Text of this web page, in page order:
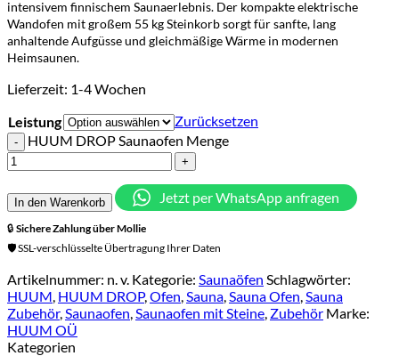
intensivem finnischem Saunaerlebnis. Der kompakte elektrische
Wandofen mit großem 55 kg Steinkorb sorgt für sanfte, lang
anhaltende Aufgüsse und gleichmäßige Wärme in modernen
Heimsaunen.
Lieferzeit: 1-4 Wochen
Leistung
Zurücksetzen
HUUM DROP Saunaofen Menge
In den Warenkorb Jetzt per WhatsApp anfragen
🔒 Sichere Zahlung überMollie
🛡️ SSL-verschlüsselte Übertragung Ihrer Daten
Artikelnummer: n. v. Kategorie: Saunaöfen Schlagwörter:
HUUM, HUUM DROP,Ofen,Sauna,Sauna Ofen,Sauna
Zubehör,Saunaofen,Saunaofen mit Steine, Zubehör Marke:
HUUM OÜ
Kategorien